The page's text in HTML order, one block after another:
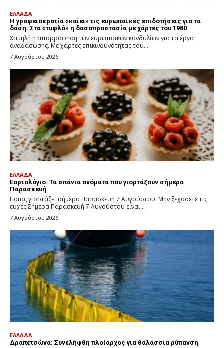
ΕΛΛΑΔΑ
H γραφειοκρατία «καίει» τις ευρωπαϊκές επιδοτήσεις για τα
δάση: Στα «τυφλά» η δασοπροστασία με χάρτες του 1980
Χαμηλή η απορρόφηση των ευρωπαϊκών κονδυλίων για τα έργα
αναδάσωσης. Με χάρτες επικινδυνότητας του...
7 Αυγούστου 2026
ΕΛΛΑΔΑ
Εορτολόγιο: Τα σπάνια ονόματα που γιορτάζουν σήμερα
Παρασκευή
Ποιος γιορτάζει σήμερα Παρασκευή 7 Αυγούστου: Μην ξεχάσετε τις
ευχές.Σήμερα Παρασκευή 7 Αυγούστου είναι...
7 Αυγούστου 2026
ΕΛΛΑΔΑ
Δραπετσώνα: Συνελήφθη πλοίαρχος για θαλάσσια ρύπανση